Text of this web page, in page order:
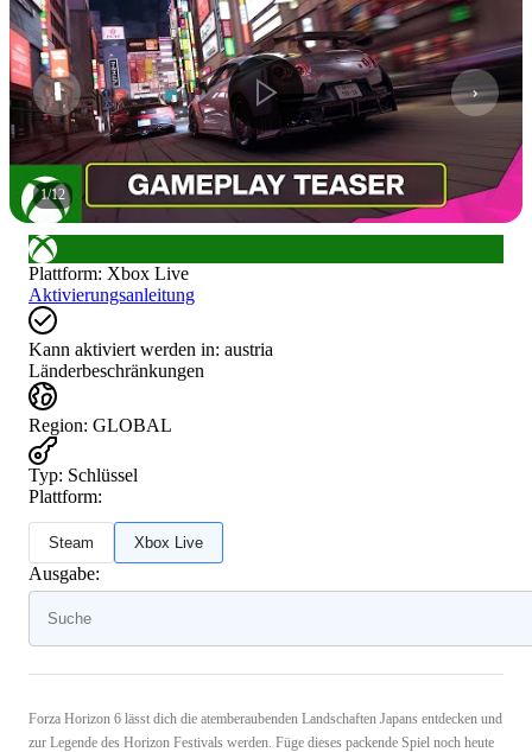
1/12
Plattform: Xbox Live
Aktivierungsanleitung
Kann aktiviert werden in: austria
Länderbeschränkungen
Region: GLOBAL
Typ: Schlüssel
Plattform:
Steam Xbox Live
Ausgabe:
Forza Horizon 6 lässt dich die atemberaubenden Landschaften Japans entdecken und
zur Legende des Horizon Festivals werden. Füge dieses packende Spiel noch heute